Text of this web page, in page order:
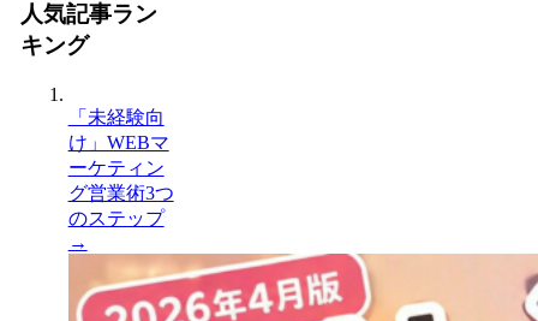
人気記事ラン
キング
「未経験向
け」WEBマ
ーケティン
グ営業術3つ
のステップ
→